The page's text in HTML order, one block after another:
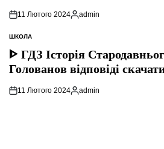
11 Лютого 2024
Опубліковано
admin
ОПУБЛІКУВАТИ
У
ШКОЛА
ᐈ ГДЗ Історія
Голованов відповіді
11 Лютого 2024
Опубліковано
admin